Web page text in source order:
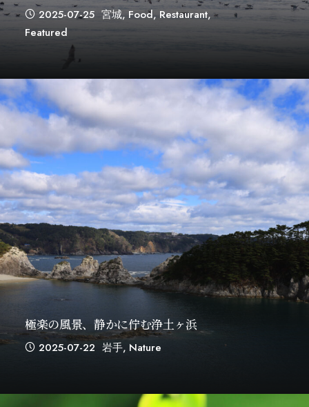
2025-07-25 宮城,Food,Restaurant,
Featured
極楽の風景、静かに佇む浄土ヶ浜
2025-07-22 岩手, Nature